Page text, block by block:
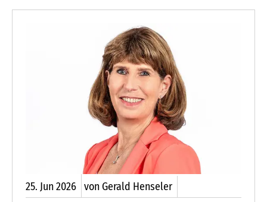
25. Jun2026 von Gerald Henseler